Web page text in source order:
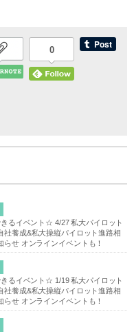
0
るイベント☆ 4/27 私大パイロット
社養成&私大操縦パイロット進路相
せ オンラインイベントも！
るイベント☆ 1/19 私大パイロット
社養成&私大操縦パイロット進路相
せ オンラインイベントも！